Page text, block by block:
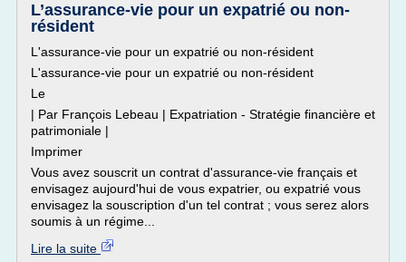
L’assurance-vie pour un expatrié ou non-
résident
L'assurance-vie pour un expatrié ou non-résident
L'assurance-vie pour un expatrié ou non-résident
Le
| Par François Lebeau | Expatriation - Stratégie financière et
patrimoniale |
Imprimer
Vous avez souscrit un contrat d'assurance-vie français et
envisagez aujourd'hui de vous expatrier, ou expatrié vous
envisagez la souscription d'un tel contrat ; vous serez alors
soumis à un régime...
Lire la suite